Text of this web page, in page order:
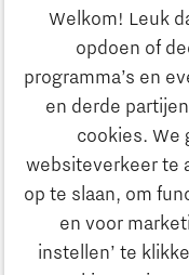
Welkom! Leuk
opdoen of
programma’s en
en derde
cookies. We
websiteverkeer te
op te slaan, om
en voor
instellen’ te
Ontdek
Innovatie
Ondernemen
Onderwijs
Maatschappelijk
Strategie &
Zoeken